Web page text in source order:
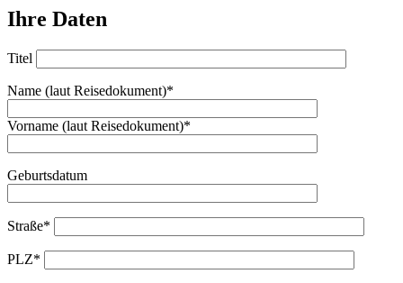
Ihre Daten
Titel
Name (laut Reisedokument)*
Vorname (laut Reisedokument)*
Geburtsdatum
Straße*
PLZ*